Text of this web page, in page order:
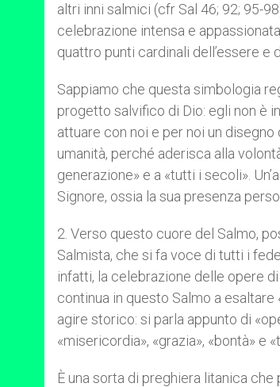
altri inni salmici (cfr Sal 46; 92; 95-
celebrazione intensa e
quattro punti cardinali dell’essere e
Sappiamo che questa simbologia
progetto salvifico di Dio: egli non è
attuare con noi e per noi un
umanità, perché aderisca alla
generazione» e a «tutti i secoli».
Signore, ossia la sua presenza
2. Verso questo cuore del Salmo,
Salmista, che si fa voce di tutti i
infatti, la celebrazione delle opere
continua in questo Salmo a
agire storico: si parla appunto di
«misericordia», «grazia», «bontà» e
È una sorta di preghiera litanica